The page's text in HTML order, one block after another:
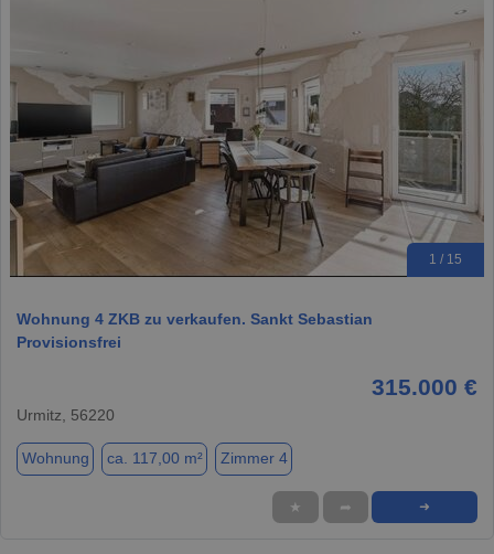
1 / 15
Wohnung 4 ZKB zu verkaufen. Sankt Sebastian
Provisionsfrei
315.000 €
Urmitz, 56220
Wohnung ca. 117,00 m² Zimmer 4
★ ➦ ➜